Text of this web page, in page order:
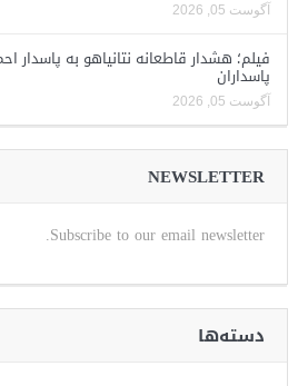
آگوست 05, 2026
فیلم؛ هشدار قاطعانه نتانیاهو به پاسدار
پاسداران
آگوست 05, 2026
NEWSLETTER
Subscribe to our email newsletter.
دسته‌ها